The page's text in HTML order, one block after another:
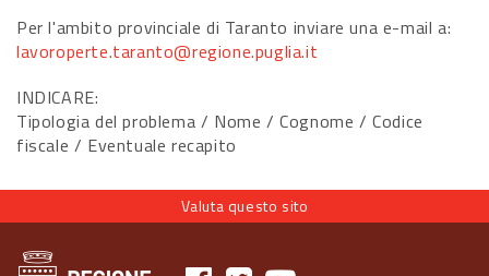
Per l'ambito provinciale di Taranto inviare una e-mail a:
lavoroperte.taranto@regione.puglia.it
INDICARE:
Tipologia del problema / Nome / Cognome / Codice
fiscale / Eventuale recapito
Valuta questo sito